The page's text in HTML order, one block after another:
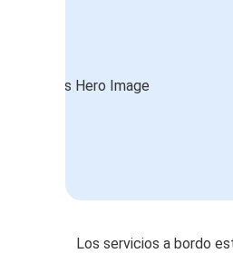
Los servicios a bordo